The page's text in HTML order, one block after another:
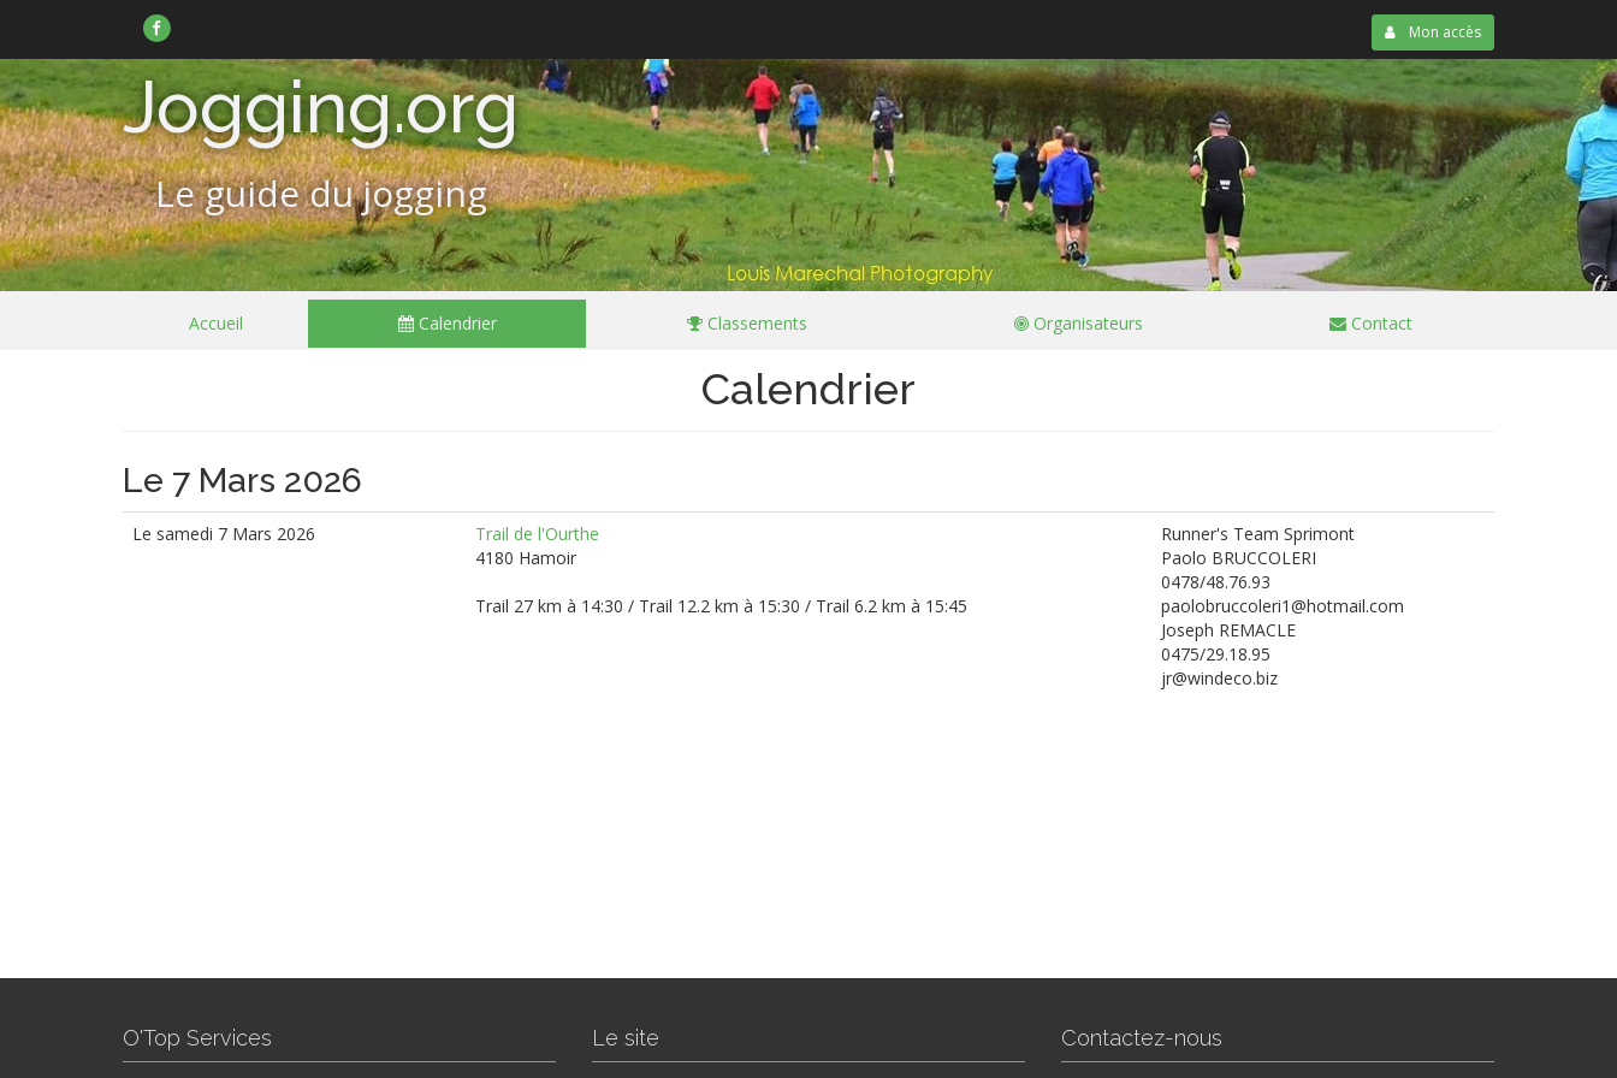
Facebook
Mon accès
Jogging.org
Le guide du jogging
Accueil Calendrier Classements Organisateurs Contact
Calendrier
Le 7 Mars 2026
Le samedi 7 Mars 2026
Trail de l'Ourthe
4180 Hamoir
Trail 27 km à 14:30 / Trail 12.2 km à 15:30 / Trail 6.2 km à 15:45
Runner's Team Sprimont
Paolo BRUCCOLERI
0478/48.76.93
paolobruccoleri1@hotmail.com
Joseph REMACLE
0475/29.18.95
jr@windeco.biz
O'Top Services Le site Contactez-nous